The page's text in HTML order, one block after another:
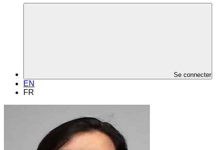
Se connecter
EN
FR